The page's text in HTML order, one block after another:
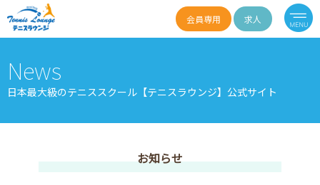
会員専用 求人
News
日本最大級のテニススクール【テニスラウンジ】公式サイト
お知らせ